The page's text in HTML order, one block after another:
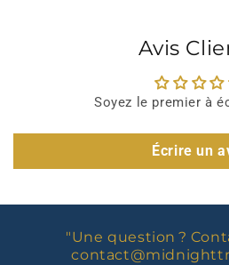
Avis
Soyez le premier à
Écrire un
"Une question ?